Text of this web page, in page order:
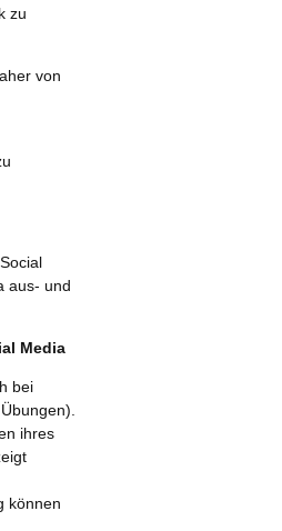
zu
von
aus- und
Media
bei
ihres
können